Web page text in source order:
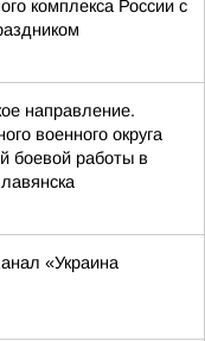
комплекса России с
направление.
военного округа
боевой работы в
«Украина